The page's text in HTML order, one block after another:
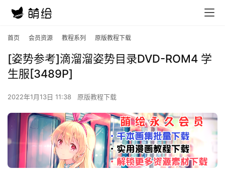
首页 会员资源 教程系列 原版教程下载
[姿势参考]滴溜溜姿势目录DVD-ROM4 学
生服[3489P]
2022年1月13日 11:38 原版教程下载